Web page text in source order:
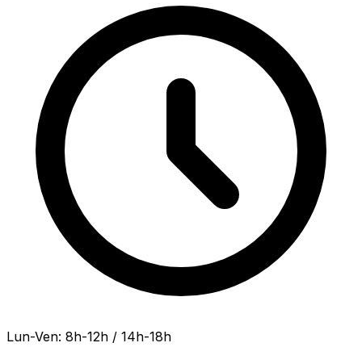
Lun-Ven: 8h-12h / 14h-18h